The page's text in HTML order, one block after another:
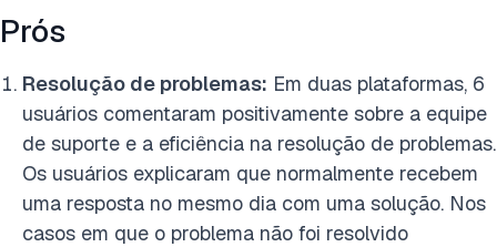
Prós
Resolução de problemas: Em duas plataformas, 6
usuários comentaram positivamente sobre a equipe
de suporte e a eficiência na resolução de problemas.
Os usuários explicaram que normalmente recebem
uma resposta no mesmo dia com uma solução. Nos
casos em que o problema não foi resolvido